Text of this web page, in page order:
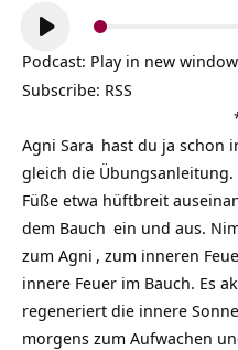
Audio-
Player
Podcast: Play in new window
Subscribe: RSS
Agni Sara hast du ja schon
gleich die
Füße etwa hüftbreit
dem Bauch ein und aus.
zum Agni , zum inneren
innere Feuer im Bauch. Es
regeneriert die innere Sonne
morgens zum Aufwachen